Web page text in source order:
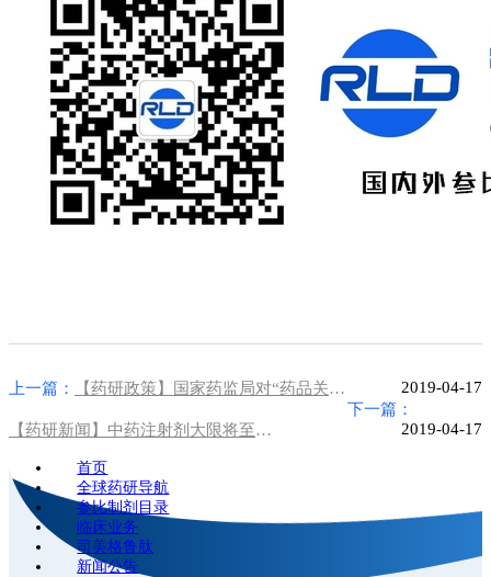
上一篇： 【药研政策】国家药监局对“药品关联审评审批新政”若干问题的解释
2019-04-17
下一篇：
【药研新闻】中药注射剂大限将至？生产企业个个人心惶惶！
2019-04-17
首页
全球药研导航
参比制剂目录
临床业务
司美格鲁肽
新闻公告